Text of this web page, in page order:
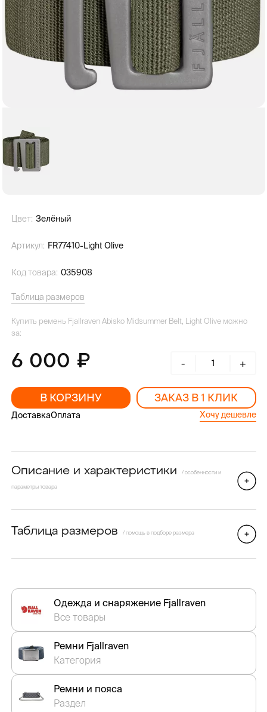
Цвет: Зелёный
Артикул: FR77410-Light Olive
Код товара: 035908
Таблица размеров
Купить ремень Fjallraven Abisko Midsummer Belt, Light Olive можно
за:
6 000 - +
В КОРЗИНУ ЗАКАЗ В 1 КЛИК
ДоставкаОплата Хочу дешевле
Описание и характеристики / особенности и
параметры товара
Таблица размеров / помощь в подборе размера
Одежда и снаряжение Fjallraven
Все товары
Ремни Fjallraven
Категория
Ремни и пояса
Раздел